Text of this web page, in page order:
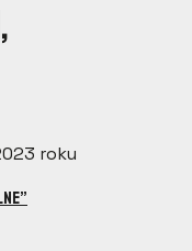
roku